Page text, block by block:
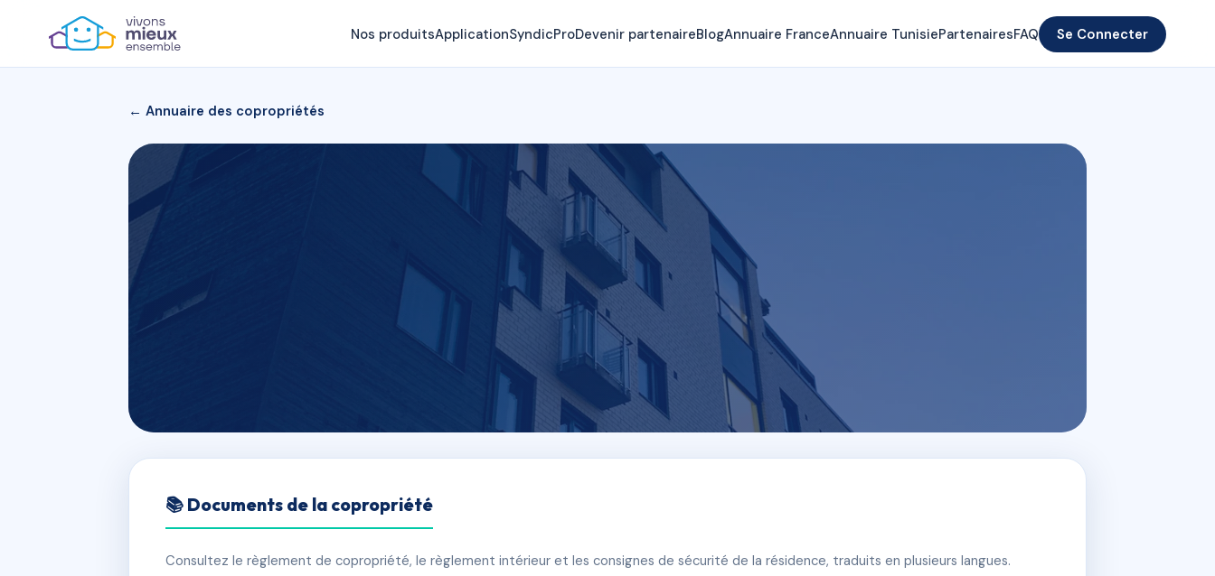
Nos produitsApplicationSyndicProDevenir partenaireBlogAnnuaire FranceAnnuaire TunisiePartenairesFAQ Se Connecter
← Annuaire des copropriétés
G1230 - GLANUM VISION PARC
📍 11 r ampere 42000 Saint-Étienne
📚 Documents de la copropriété
Consultez le règlement de copropriété, le règlement intérieur et les consignes de sécurité de la résidence, traduits en plusieurs langues.